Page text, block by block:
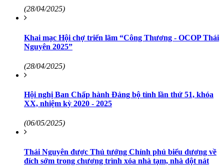
(28/04/2025)
Khai mạc Hội chợ triển lãm “Công Thương - OCOP Thái
Nguyên 2025”
(28/04/2025)
Hội nghị Ban Chấp hành Đảng bộ tỉnh lần thứ 51, khóa
XX, nhiệm kỳ 2020 - 2025
(06/05/2025)
Thái Nguyên được Thủ tướng Chính phủ biểu dương về
đích sớm trong chương trình xóa nhà tạm, nhà dột nát